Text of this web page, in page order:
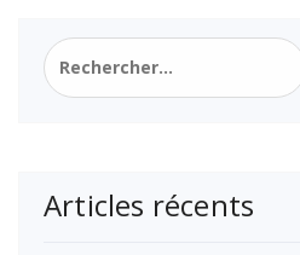
Rechercher :
Articles récents